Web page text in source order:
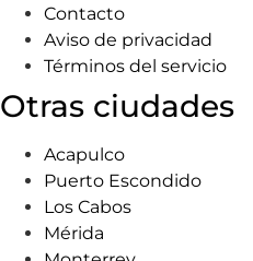
Contacto
Aviso de privacidad
Términos del servicio
Otras ciudades
Acapulco
Puerto Escondido
Los Cabos
Mérida